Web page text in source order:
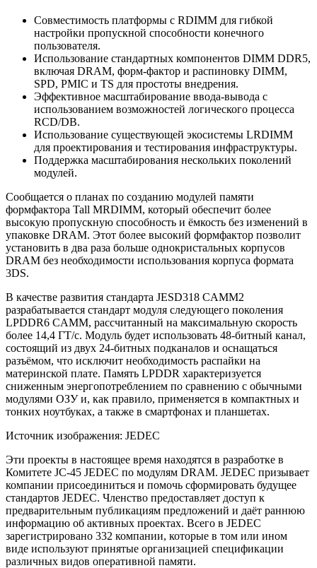
Совместимость платформы с RDIMM для гибкой
настройки пропускной способности конечного
пользователя.
Использование стандартных компонентов DIMM DDR5,
включая DRAM, форм-фактор и распиновку DIMM,
SPD, PMIC и TS для простоты внедрения.
Эффективное масштабирование ввода-вывода с
использованием возможностей логического процесса
RCD/DB.
Использование существующей экосистемы LRDIMM
для проектирования и тестирования инфраструктуры.
Поддержка масштабирования нескольких поколений
модулей.
Сообщается о планах по созданию модулей памяти
формфактора Tall MRDIMM, который обеспечит более
высокую пропускную способность и ёмкость без изменений в
упаковке DRAM. Этот более высокий формфактор позволит
установить в два раза больше однокристальных корпусов
DRAM без необходимости использования корпуса формата
3DS.
В качестве развития стандарта JESD318 CAMM2
разрабатывается стандарт модуля следующего поколения
LPDDR6 CAMM, рассчитанный на максимальную скорость
более 14,4 ГТ/с. Модуль будет использовать 48-битный канал,
состоящий из двух 24-битных подканалов и оснащаться
разъёмом, что исключит необходимость распайки на
материнской плате. Память LPDDR характеризуется
сниженным энергопотреблением по сравнению с обычными
модулями ОЗУ и, как правило, применяется в компактных и
тонких ноутбуках, а также в смартфонах и планшетах.
Источник изображения: JEDEC
Эти проекты в настоящее время находятся в разработке в
Комитете JC-45 JEDEC по модулям DRAM. JEDEC призывает
компании присоединиться и помочь сформировать будущее
стандартов JEDEC. Членство предоставляет доступ к
предварительным публикациям предложений и даёт раннюю
информацию об активных проектах. Всего в JEDEC
зарегистрировано 332 компании, которые в том или ином
виде используют принятые организацией спецификации
различных видов оперативной памяти.